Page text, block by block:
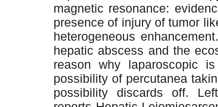
magnetic resonance:
presence of injury of tumor
heterogeneous
hepatic abscess and the
reason why laparoscopic
possibility of percutanea
possibility discards off.